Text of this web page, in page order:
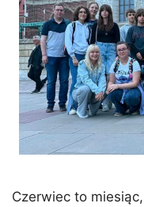
Czerwiec to